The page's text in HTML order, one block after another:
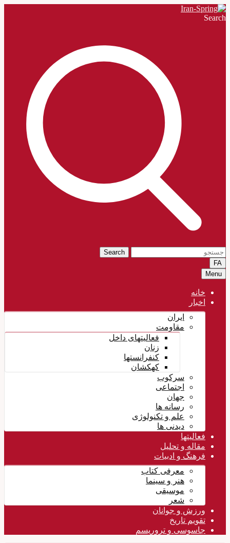
Search
Search
FA
Menu
خانه
اخبار
ایران
مقاومت
فعالیتهای داخل
زنان
کنفرانستها
کهکشان
سرکوب
اجتماعی
جهان
رسانه ها
علم و تکنولوژی
دیدنی ها
فعالیتها
مقاله و تحلیل
فرهنگ و ادبیات
معرفی کتاب
هنر و سینما
موسیقی
شعر
ورزش و جوانان
تقویم تاريخ
جاسوسی و تروریسم